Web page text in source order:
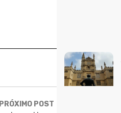
PRÓXIMO POST